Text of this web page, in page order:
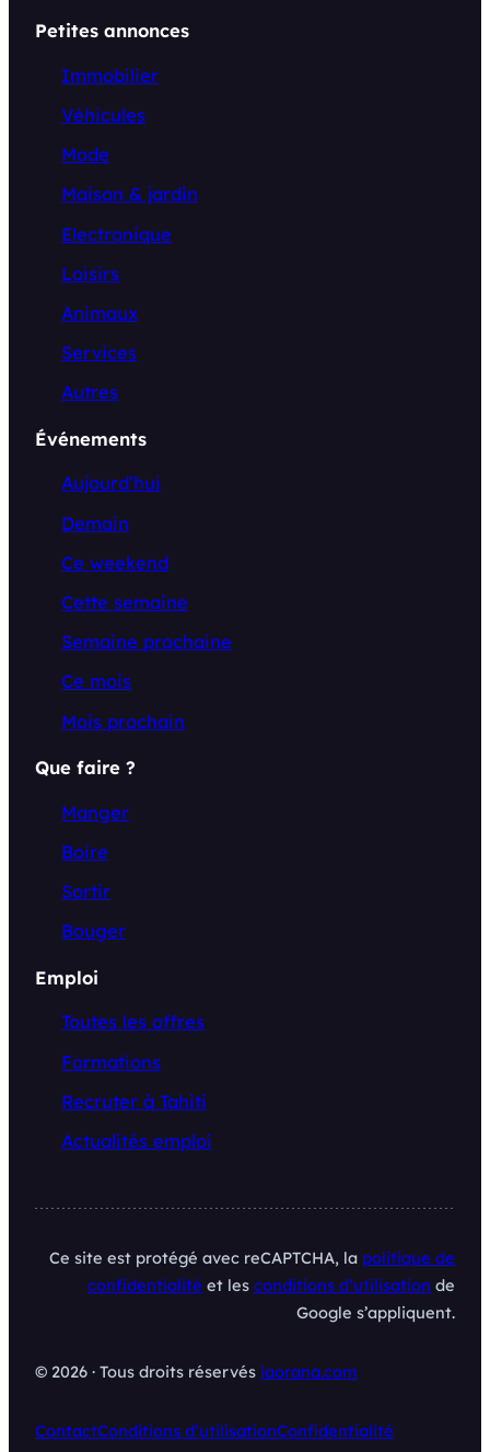
Petites annonces
Immobilier
Véhicules
Mode
Maison & jardin
Electronique
Loisirs
Animaux
Services
Autres
Événements
Aujourd’hui
Demain
Ce weekend
Cette semaine
Semaine prochaine
Ce mois
Mois prochain
Que faire ?
Manger
Boire
Sortir
Bouger
Emploi
Toutes les offres
Formations
Recruter à Tahiti
Actualités emploi
Ce site est protégé avec reCAPTCHA, la politique de
confidentialité et les conditions d’utilisation de
Google s’appliquent.
© 2026 · Tous droits réservés iaorana.com
ContactConditions d’utilisationConfidentialité